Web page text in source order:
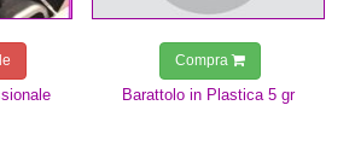
Barattolo in Plastica 5 gr
Compra